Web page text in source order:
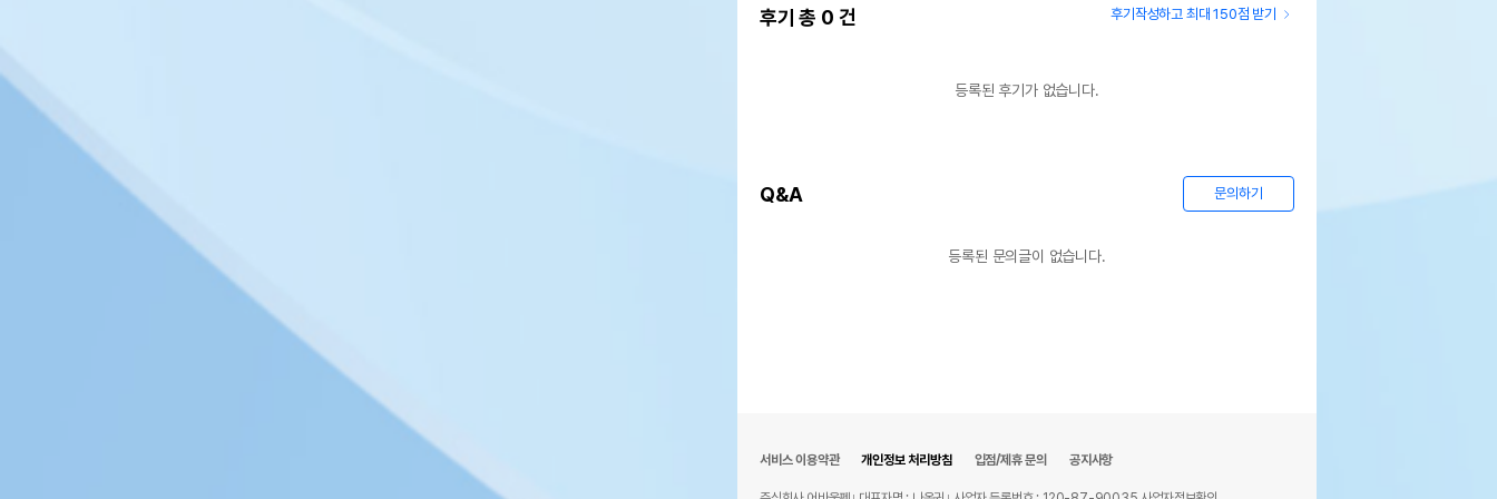
후기 총 0 건 후기작성하고 최대 150점 받기
등록된 후기가 없습니다.
Q&A 문의하기
등록된 문의글이 없습니다.
서비스 이용약관 개인정보 처리방침 입점/제휴 문의 공지사항